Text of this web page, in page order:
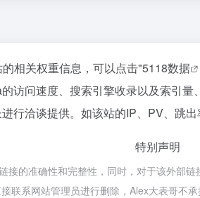
相关权重信息，可以点击"5118数据
访问速度、搜索引擎收录以及索引
行洽谈提供。如该站的IP、PV、跳出
特别声明
的准确性和完整性，同时，对于该外部
系网站管理员进行删除，Alex大表哥不承